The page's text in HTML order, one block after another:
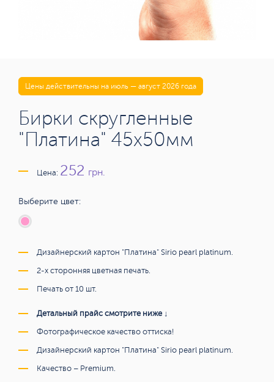
Цены действительны на июль — август 2026 года
Бирки скругленные
"Платина" 45x50мм
Цена: 252 грн.
Выберите цвет:
Дизайнерский картон "Платина" Sirio pearl platinum.
2-х сторонняя цветная печать.
Печать от 10 шт.
Детальный прайс смотрите ниже ↓
Фотографическое качество оттиска!
Дизайнерский картон "Платина" Sirio pearl platinum.
Качество – Premium.